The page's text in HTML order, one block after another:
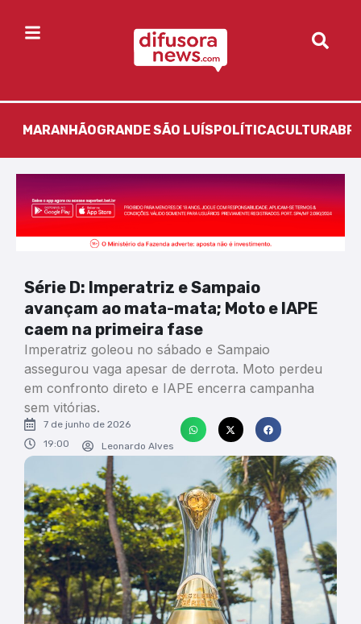
MARANHÃOGRANDE SÃO LUÍS POLÍTICACULTURA
Série D: Imperatriz e Sampaio
avançam ao mata-mata; Moto e IAPE
caem na primeira fase
Imperatriz goleou no sábado e Sampaio
assegurou vaga apesar de derrota. Moto perdeu
em confronto direto e IAPE encerra campanha
sem vitórias.
7 de junho de 2026
19:00
Leonardo Alves